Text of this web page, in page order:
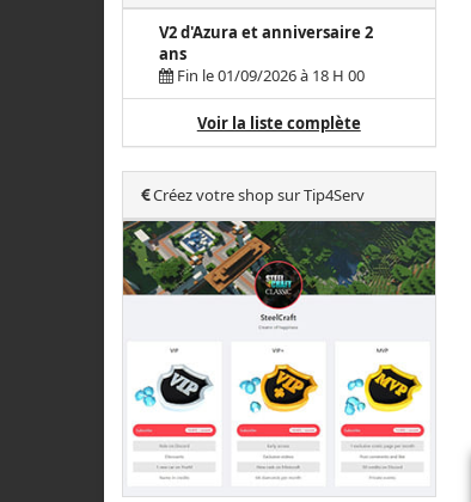
V2 d'Azura et anniversaire 2
ans
Fin le 01/09/2026 à 18 H 00
Voir la liste complète
Créez votre shop sur Tip4Serv